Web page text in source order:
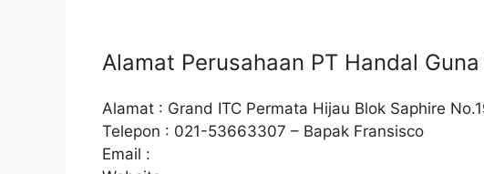
Alamat Perusahaan PT Handal Guna
Alamat : Grand ITC Permata Hijau Blok Saphire
Telepon : 021-53663307 – Bapak Fransisco
Email :